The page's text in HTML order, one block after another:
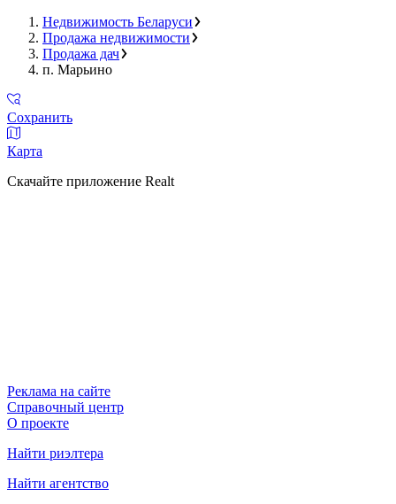
Недвижимость Беларуси
Продажа недвижимости
Продажа дач
п. Марьино
Сохранить
Карта
Скачайте приложение Realt
Реклама на сайте
Справочный центр
О проекте
Найти риэлтера
Найти агентство